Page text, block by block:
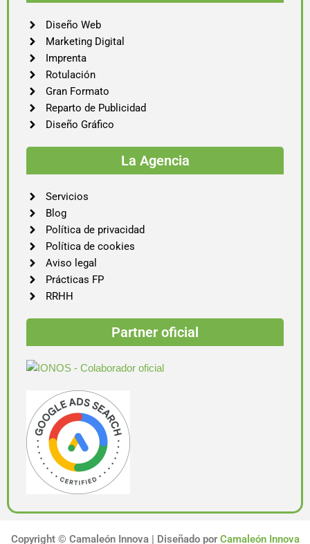
Diseño Web
Marketing Digital
Imprenta
Rotulación
Gran Formato
Reparto de Publicidad
Diseño Gráfico
La Agencia
Servicios
Blog
Política de privacidad
Política de cookies
Aviso legal
Prácticas FP
RRHH
Partner oficial
Copyright © Camaleón Innova | Diseñado porCamaleón Innova